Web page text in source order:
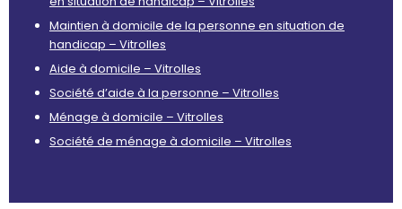
Maintien à domicile de la personne en situation de
handicap – Vitrolles
Aide à domicile – Vitrolles
Société d’aide à la personne – Vitrolles
Ménage à domicile – Vitrolles
Société de ménage à domicile – Vitrolles